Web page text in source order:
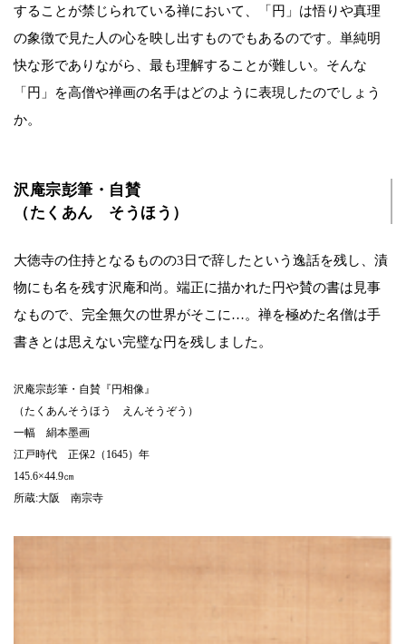
することが禁じられている禅において、「円」は悟りや真理
の象徴で見た人の心を映し出すものでもあるのです。単純明
快な形でありながら、最も理解することが難しい。そんな
「円」を高僧や禅画の名手はどのように表現したのでしょう
か。
沢庵宗彭筆・自賛
（たくあん そうほう）
大徳寺の住持となるものの3日で辞したという逸話を残し、漬
物にも名を残す沢庵和尚。端正に描かれた円や賛の書は見事
なもので、完全無欠の世界がそこに…。禅を極めた名僧は手
書きとは思えない完璧な円を残しました。
沢庵宗彭筆・自賛『円相像』
（たくあんそうほう えんそうぞう）
一幅 絹本墨画
江戸時代 正保2（1645）年
145.6×44.9㎝
所蔵:大阪 南宗寺